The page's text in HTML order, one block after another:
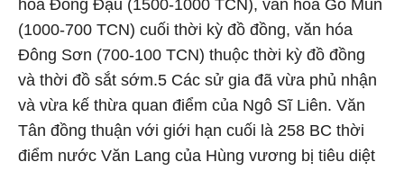
hóa Đồng Đậu (1500-1000 TCN), văn hóa Gò Mun
(1000-700 TCN) cuối thời kỳ đồ đồng, văn hóa
Đông Sơn (700-100 TCN) thuộc thời kỳ đồ đồng
và thời đồ sắt sớm.5 Các sử gia đã vừa phủ nhận
và vừa kế thừa quan điểm của Ngô Sĩ Liên. Văn
Tân đồng thuận với giới hạn cuối là 258 BC thời
điểm nước Văn Lang của Hùng vương bị tiêu diệt